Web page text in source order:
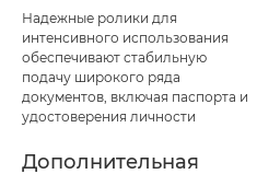
Надежные ролики для
интенсивного использования
обеспечивают стабильную
подачу широкого ряда
документов, включая паспорта и
удостоверения личности
Дополнительная